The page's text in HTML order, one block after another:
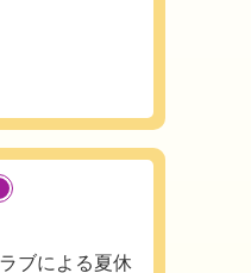
ブによる夏休